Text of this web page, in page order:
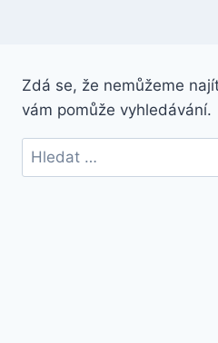
Zdá se, že nemůžeme
vám pomůže vyhledávání.
Vyhledávání